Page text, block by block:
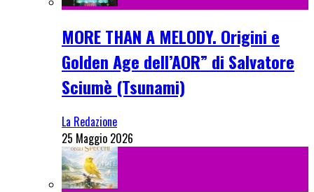
MORE THAN A MELODY. Origini e
Golden Age dell’AOR” di Salvatore
Sciumè (Tsunami)
La Redazione
25 Maggio 2026